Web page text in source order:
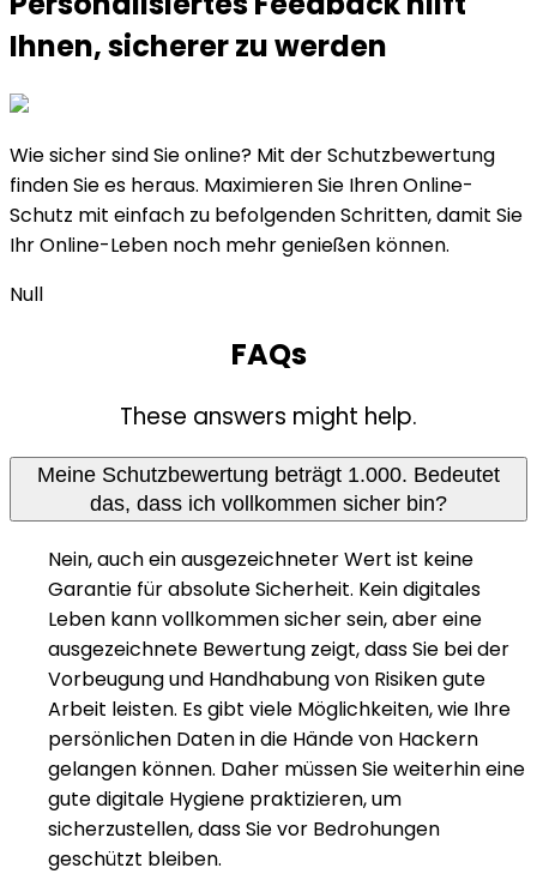
Ihnen,sicherer​zu werden
Wie sicher sind Sie online? Mit der Schutzbewertung
finden Sie es heraus. Maximieren Sie Ihren Online-
Schutz mit einfach zu befolgenden Schritten, damit Sie
Ihr Online-Leben noch mehr genießen können.
Null
FAQs
These answers might help.
Meine Schutzbewertung beträgt 1.000. Bedeutet
das, dass ich vollkommen sicher bin?
Nein, auch ein ausgezeichneter Wert ist keine
Garantie für absolute Sicherheit. Kein digitales
Leben kann vollkommen sicher sein, aber eine
ausgezeichnete Bewertung zeigt, dass Sie bei der
Vorbeugung und Handhabung von Risiken gute
Arbeit leisten. Es gibt viele Möglichkeiten, wie Ihre
persönlichen Daten in die Hände von Hackern
gelangen können. Daher müssen Sie weiterhin eine
gute digitale Hygiene praktizieren, um
sicherzustellen, dass Sie vor Bedrohungen
geschützt bleiben.